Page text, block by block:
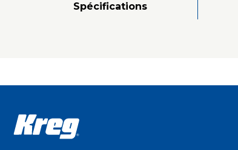
Spécifications